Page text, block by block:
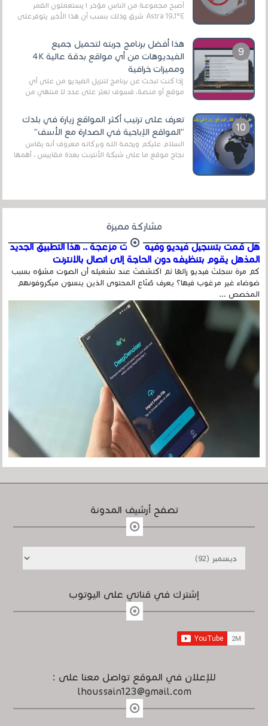
أصبح مجموعة من الناس مؤخر ا يستعملون القمر
Astra 19.1°E شرق وذلك بسبب أن هذا الأخير يتوفرعلى
هذا أفضل برنامج جربته لتحميل جميع
الفيديوهات من أي مواقع بدقة عالية 4K
ومميزات خرافية
إذا كنت تبحث عن برنامج لتنزيل الفيديو من على أي
موقع أو منصة، فسوف تعثر على عدد لا منتهي من
تعرف على ترتيب أكثر المواقع زيارة في بلدك
"المواقع الإباحية في الصدارة مع الأسف"
السلام عليكم ورحمة الله وبركاته معروف أنه يقاس
نجاح موقع ما على شبكة الأنترنت بعدة مقاييس ، أهمها
مشاركة مميزة
هل قمت بتسجيل فيديو وفيه أصوت مزعجة .. هذا التطبيق الجديد
المذهل يقوم بتنظيفه دون الحاجة إلى اتصال بالإنترنت
كم مرة سجلتَ فيديو رائعًا ثم اكتشفتَ عند تشغيله أن الصوت مشوّه بسبب
ضوضاء غير مرغوب فيها؟ يعرف صُنّاع المحتوى الذين ينسون ميكروفونهم
المخصص ...
تصفح أرشيف المدونة
إشترك في قناتي على اليوتوب
للإعلان في الموقع تواصل معنا على :
lhoussain123@gmail.com